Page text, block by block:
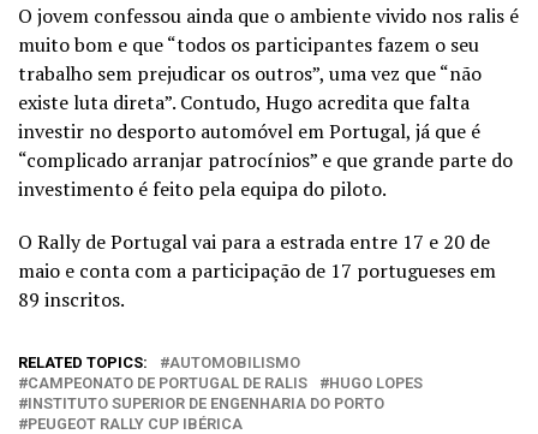
O jovem confessou ainda que o ambiente vivido nos ralis é
muito bom e que “todos os participantes fazem o seu
trabalho sem prejudicar os outros”, uma vez que “não
existe luta direta”. Contudo, Hugo acredita que falta
investir no desporto automóvel em Portugal, já que é
“complicado arranjar patrocínios” e que grande parte do
investimento é feito pela equipa do piloto.
O Rally de Portugal vai para a estrada entre 17 e 20 de
maio e conta com a participação de 17 portugueses em
89 inscritos.
RELATED TOPICS:
AUTOMOBILISMO
CAMPEONATO DE PORTUGAL DE RALIS
HUGO LOPES
INSTITUTO SUPERIOR DE ENGENHARIA DO PORTO
PEUGEOT RALLY CUP IBÉRICA